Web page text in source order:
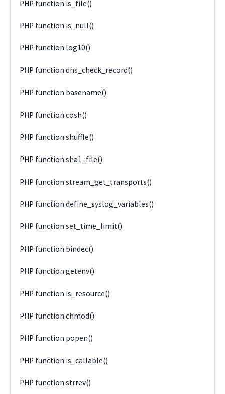
PHP function is_file()
PHP function is_null()
PHP function log10()
PHP function dns_check_record()
PHP function basename()
PHP function cosh()
PHP function shuffle()
PHP function sha1_file()
PHP function stream_get_transports()
PHP function define_syslog_variables()
PHP function set_time_limit()
PHP function bindec()
PHP function getenv()
PHP function is_resource()
PHP function chmod()
PHP function popen()
PHP function is_callable()
PHP function strrev()